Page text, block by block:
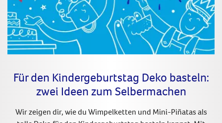
Für den Kindergeburtstag Deko basteln:
zwei Ideen zum Selbermachen
Wir zeigen dir, wie du Wimpelketten und Mini-Piñatas als